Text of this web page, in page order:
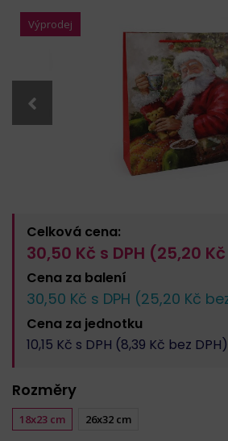
Výprodej
Celková cena:
30,50 Kč s DPH (25,20
Cena za balení
30,50 Kč s DPH (25,20 Kč
Cena za jednotku
10,15 Kč s DPH (8,39 Kč bez DPH)
Rozměry
18x23 cm 26x32 cm